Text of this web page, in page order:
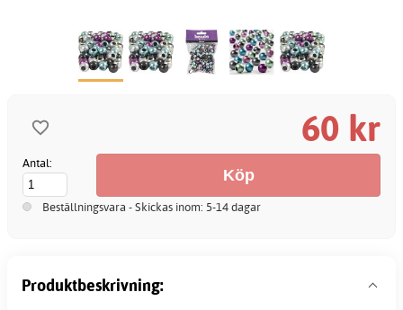
60 kr
Antal:
Beställningsvara - Skickas inom: 5-14 dagar
Produktbeskrivning: